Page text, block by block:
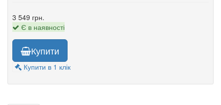
3 549 грн.
Є в наявності
Купити
Купити в 1 клік